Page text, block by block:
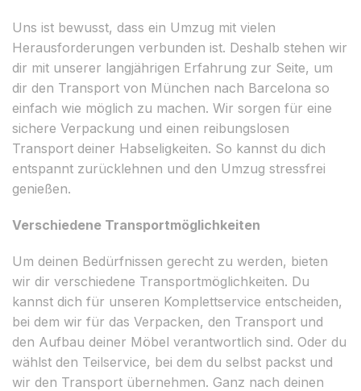
Uns ist bewusst, dass ein Umzug mit vielen
Herausforderungen verbunden ist. Deshalb stehen wir
dir mit unserer langjährigen Erfahrung zur Seite, um
dir den Transport von München nach Barcelona so
einfach wie möglich zu machen. Wir sorgen für eine
sichere Verpackung und einen reibungslosen
Transport deiner Habseligkeiten. So kannst du dich
entspannt zurücklehnen und den Umzug stressfrei
genießen.
Verschiedene Transportmöglichkeiten
Um deinen Bedürfnissen gerecht zu werden, bieten
wir dir verschiedene Transportmöglichkeiten. Du
kannst dich für unseren Komplettservice entscheiden,
bei dem wir für das Verpacken, den Transport und
den Aufbau deiner Möbel verantwortlich sind. Oder du
wählst den Teilservice, bei dem du selbst packst und
wir den Transport übernehmen. Ganz nach deinen